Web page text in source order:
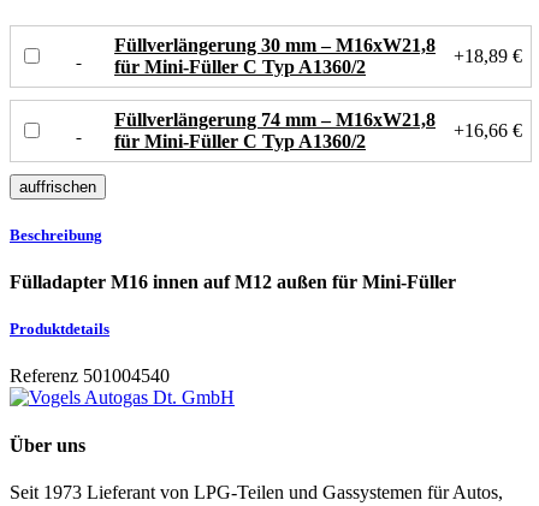
Füllverlängerung 30 mm – M16xW21,8
für Mini-Füller C Typ A1360/2
+18,89 €
Füllverlängerung 74 mm – M16xW21,8
für Mini-Füller C Typ A1360/2
+16,66 €
Beschreibung
Fülladapter M16 innen auf M12 außen für Mini-Füller
Produktdetails
Referenz 501004540
Über uns
Seit 1973 Lieferant von LPG-Teilen und Gassystemen für Autos,